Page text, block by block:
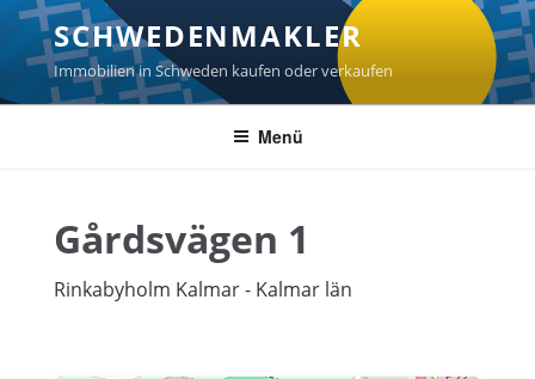
Zum
Inhalt
springen
SCHWEDENMAKLER
Immobilien in Schweden kaufen oder verkaufen
Menü
Gårdsvägen 1
Rinkabyholm Kalmar - Kalmar län